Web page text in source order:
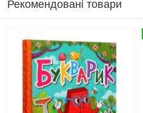
Рекомендовані товари